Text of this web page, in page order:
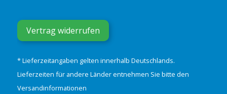
Vertrag widerrufen
* Lieferzeitangaben gelten innerhalb Deutschlands.
Lieferzeiten für andere Länder entnehmen Sie bitte den
Versandinformationen